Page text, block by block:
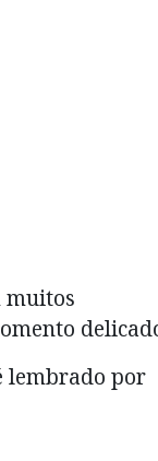
muitos
lembrado por